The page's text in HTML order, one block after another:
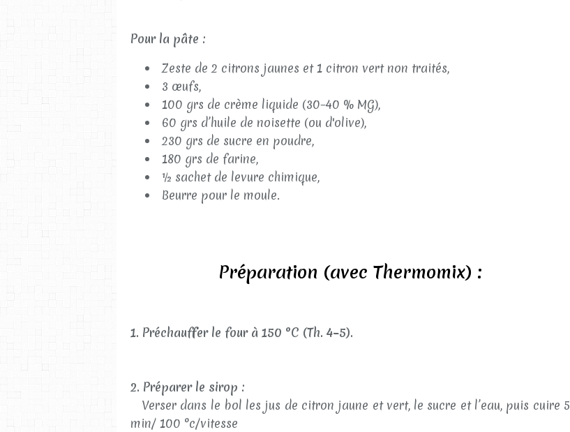
Pour la pâte :
Zeste de 2 citrons jaunes et 1 citron vert non traités,
3 œufs,
100 grs de crème liquide (30–40 % MG),
60 grs d’huile de noisette (ou d'olive),
230 grs de sucre en poudre,
180 grs de farine,
½ sachet de levure chimique,
Beurre pour le moule.
Préparation (avec Thermomix) :
1. Préchauffer le four à 150 °C (Th. 4–5).
2. Préparer le sirop :
Verser dans le bol les jus de citron jaune et vert, le sucre et l’eau, puis cuire 5
min/ 100 °c/vitesse